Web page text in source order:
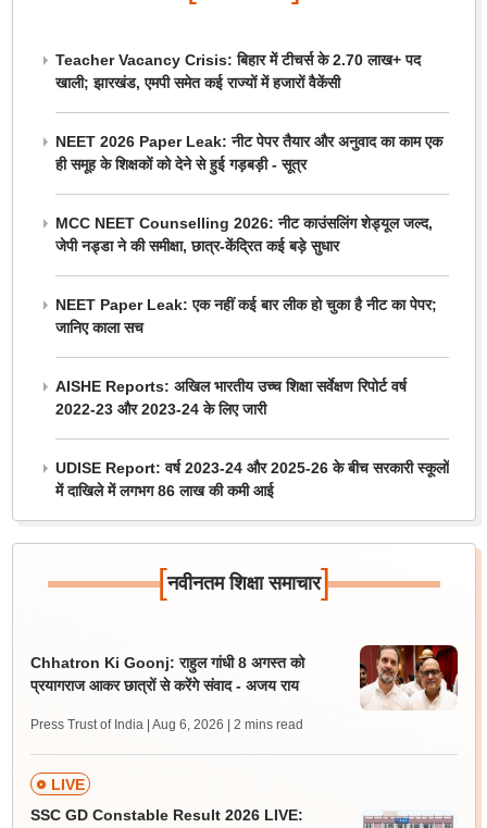
Teacher Vacancy Crisis: बिहार में टीचर्स के 2.70 लाख+ पद
खाली; झारखंड, एमपी समेत कई राज्यों में हजारों वैकेंसी
NEET 2026 Paper Leak: नीट पेपर तैयार और अनुवाद का काम एक
ही समूह के शिक्षकों को देने से हुई गड़बड़ी - सूत्र
MCC NEET Counselling 2026: नीट काउंसलिंग शेड्यूल जल्द,
जेपी नड्डा ने की समीक्षा, छात्र-केंद्रित कई बड़े सुधार
NEET Paper Leak: एक नहीं कई बार लीक हो चुका है नीट का पेपर;
जानिए काला सच
AISHE Reports: अखिल भारतीय उच्च शिक्षा सर्वेक्षण रिपोर्ट वर्ष
2022-23 और 2023-24 के लिए जारी
UDISE Report: वर्ष 2023-24 और 2025-26 के बीच सरकारी स्कूलों
में दाखिले में लगभग 86 लाख की कमी आई
[नवीनतम शिक्षा समाचार]
Chhatron Ki Goonj: राहुल गांधी 8 अगस्त को
प्रयागराज आकर छात्रों से करेंगे संवाद - अजय राय
Press Trust of India | Aug 6, 2026 | 2 mins read
LIVE
SSC GD Constable Result 2026 LIVE: